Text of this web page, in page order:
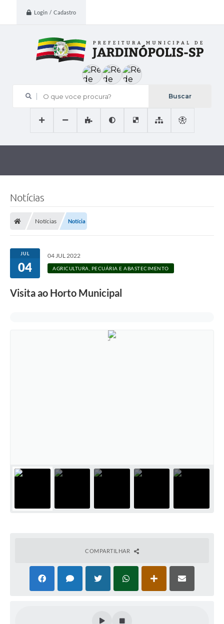
Login / Cadastro
O que voce procura?
Notícias
Notícias Notícia
JUL
04
04 JUL 2022
AGRICULTURA, PECUÁRIA E ABASTECIMENTO
Visita ao Horto Municipal
COMPARTILHAR